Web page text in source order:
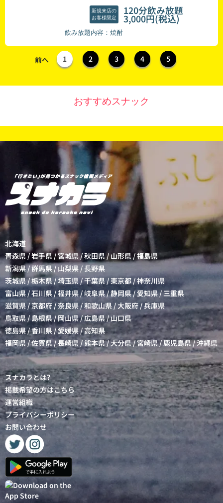
新規来店の
お客様限定
120分飲み放題
3,000円(税込)
飲み放題内容：焼酎
前へ 1 2 3 4 5
おすすめスナック
北海道
青森県/岩手県/宮城県/秋田県 / 山形県/福島県
新潟県/群馬県 / 山梨県 /長野県
茨城県 /栃木県/埼玉県/千葉県/東京都 /神奈川県
富山県 /石川県 /福井県/岐阜県/静岡県/愛知県/三重県
滋賀県/京都府/奈良県 /和歌山県/大阪府 /兵庫県
鳥取県 / 島根県/岡山県/広島県/山口県
徳島県/香川県/愛媛県 /高知県
福岡県 /佐賀県 /長崎県/熊本県/大分県/宮崎県/鹿児島県/沖縄県
スナカラとは?
掲載希望の方はこちら
運営組織
プライバシーポリシー
お問い合わせ